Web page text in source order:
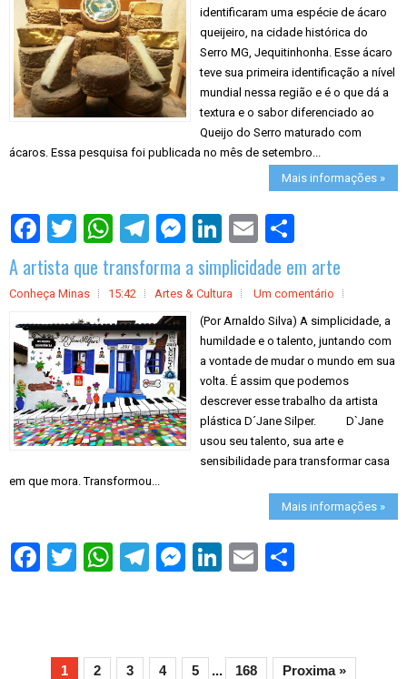
identificaram uma espécie de ácaro
queijeiro, na cidade histórica do
Serro MG, Jequitinhonha. Esse ácaro
teve sua primeira identificação a nível
mundial nessa região e é o que dá a
textura e o sabor diferenciado ao
Queijo do Serro maturado com
ácaros. Essa pesquisa foi publicada no mês de setembro...
Mais informações »
r
e
A artista que transforma a simplicidade em arte
Conheça Minas 15:42 Artes & Cultura
Um comentário
(Por Arnaldo Silva) A simplicidade, a
humildade e o talento, juntando com
a vontade de mudar o mundo em sua
volta. É assim que podemos
descrever esse trabalho da artista
plástica D´Jane Silper. D`Jane
usou seu talento, sua arte e
sensibilidade para transformar casa
em que mora. Transformou...
Mais informações »
1 2 3 4 5 ... 168 Proxima »